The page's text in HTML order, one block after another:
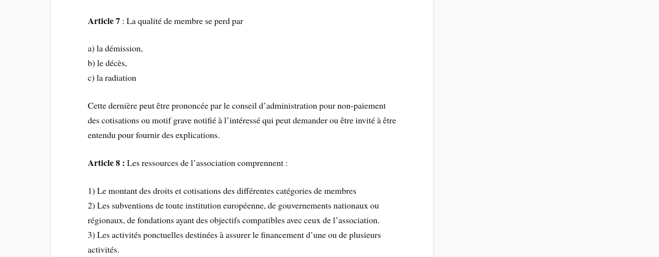
Article 7 : La qualité de membre se perd par
a) la démission,
b) le décès,
c) la radiation
Cette dernière peut être prononcée par le conseil d’administration pour non-paiement
des cotisations ou motif grave notifié à l’intéressé qui peut demander ou être invité à être
entendu pour fournir des explications.
Article 8 : Les ressources de l’association comprennent :
1) Le montant des droits et cotisations des différentes catégories de membres
2) Les subventions de toute institution européenne, de gouvernements nationaux ou
régionaux, de fondations ayant des objectifs compatibles avec ceux de l’association.
3) Les activités ponctuelles destinées à assurer le financement d’une ou de plusieurs
activités.